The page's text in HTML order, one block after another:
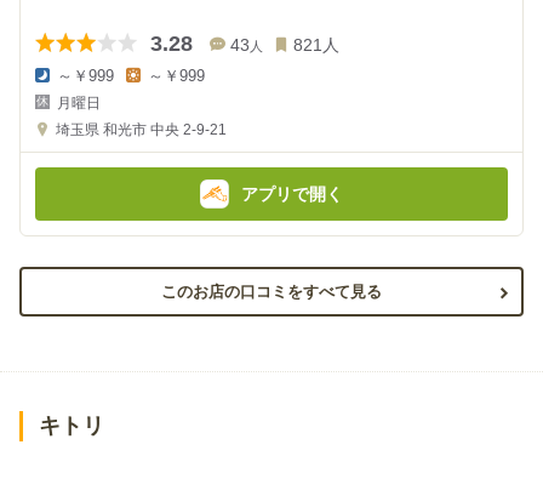
3.28 43 人 821人
夜
の
金
～￥999
金
額
～￥999
月曜日
埼玉県 和光市 中央 2-9-21
アプリで開く
このお店の口コミをすべて見る
キトリ